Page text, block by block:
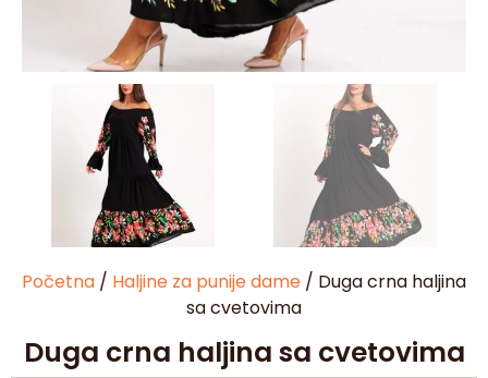
Početna / Haljine za punije dame / Duga crna haljina
sa cvetovima
Duga crna haljina sa cvetovima